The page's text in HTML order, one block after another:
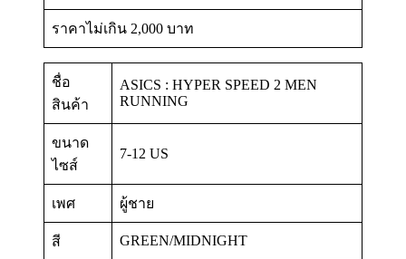
ราคาไม่เกิน 2,000 บาท
ชื่อ
สินค้า
ASICS : HYPER SPEED 2 MEN
RUNNING
ขนาด
ไซส์
7-12 US
เพศ ผู้ชาย
สี GREEN/MIDNIGHT